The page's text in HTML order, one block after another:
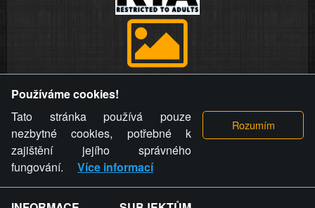
videa a komentáře. Osoba, které se toto opatření provozovatele
stránky týče, ani osoba, která umístila fotografii nebo video na
stránku, nemůže z důvodu odstranění fotografie, videa nebo
komentáře pro výše uvedenou okolnost uplatnit vůči
provozovateli stránky žádný nárok na náhradu škody nebo
nemajetkové újmy.
Používáme cookies!
Tato stránka používá pouze
nezbytné cookies, potřebné k
zajištění jejího správného
fungování.
Více informací